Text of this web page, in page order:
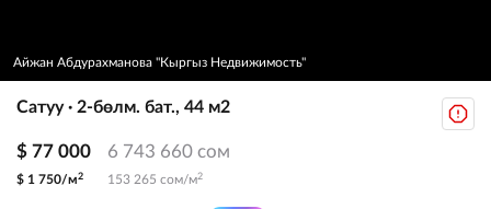
Айжан Абдурахманова "Кыргыз Недвижимость"
Сатуу · 2-бөлм. бат., 44 м2
$ 77 000 6 743 660 сом
$ 1 750/м2 153 265 сом/м2